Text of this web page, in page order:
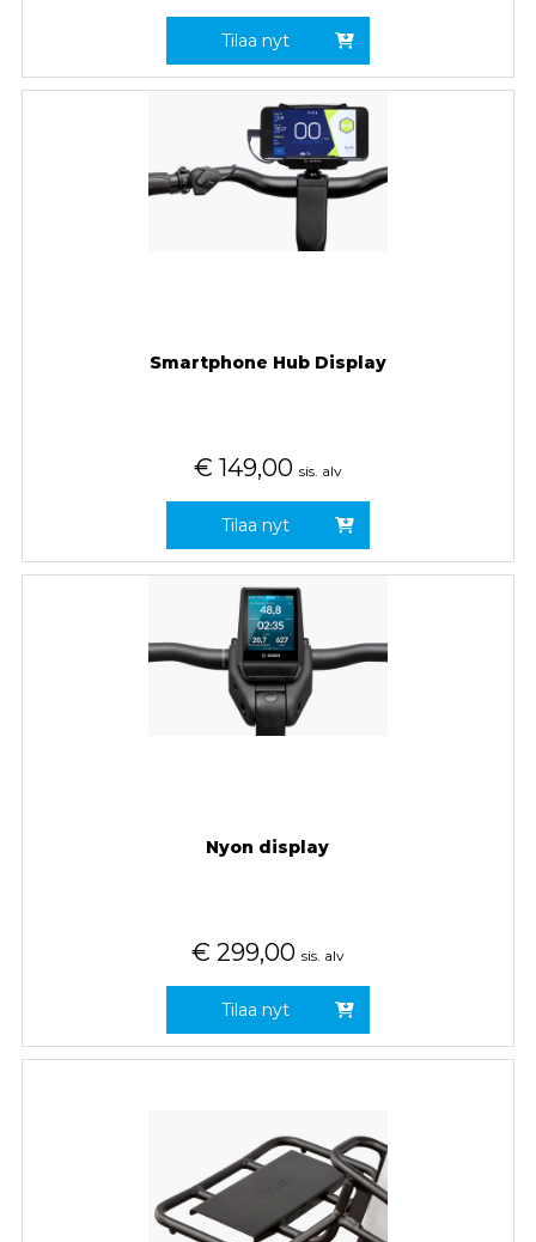
Tilaa nyt
Smartphone Hub Display
€ 149,00 sis. alv
Tilaa nyt
Nyon display
€ 299,00 sis. alv
Tilaa nyt